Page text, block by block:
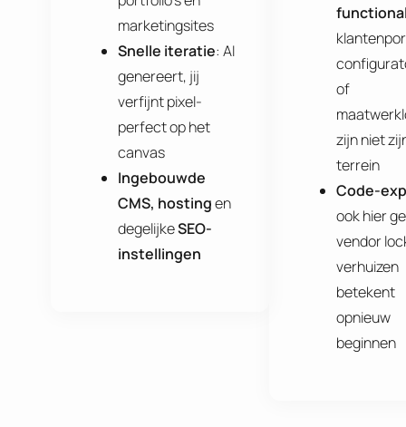
marketingsites
Snelle iteratie: AI
genereert, jij
verfijnt pixel-
perfect op het
canvas
Ingebouwde
CMS, hostingen
degelijkeSEO-
instellingen
of
zijn niet
terrein
Code-
ook hier
vendor
verhuizen
betekent
opnieuw
beginnen